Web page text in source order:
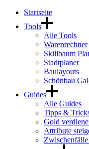
Startseite
Tools
Alle Tools
Warenrechner
Skillbaum
Stadtplaner
Baulayouts
Schönbau
Guides
Alle Guides
Tipps &
Gold
Attribute
Zwischenfälle